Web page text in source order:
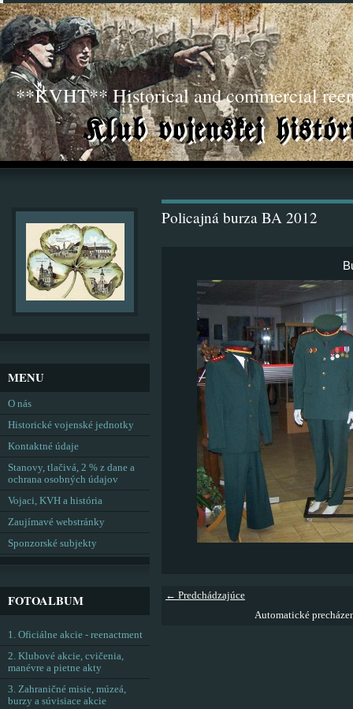
**KVHT** Historical and commercial
Policajná burza BA 2012
← Predchádzajúce
Automatické
MENU
O nás
Historické vojenské jednotky
Kontaktné údaje
Stanovy, tlačivá, 2 % z dane a
ochrana osobných údajov
Vojaci, KVH a história
Zaujímavé webstránky
Sponzorské subjekty
FOTOALBUM
1. Oficiálne akcie - reenactment
2. Klubové akcie, cvičenia,
manévre a pietne akty
3. Zahraničné misie, múzeá,
burzy a súvisiace akcie